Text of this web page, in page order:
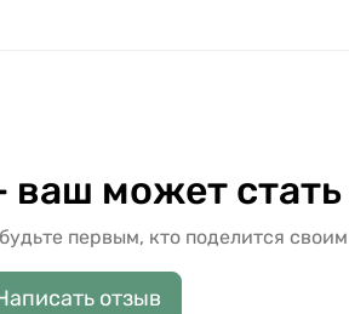
ваш может
первым, кто поделится
отзыв